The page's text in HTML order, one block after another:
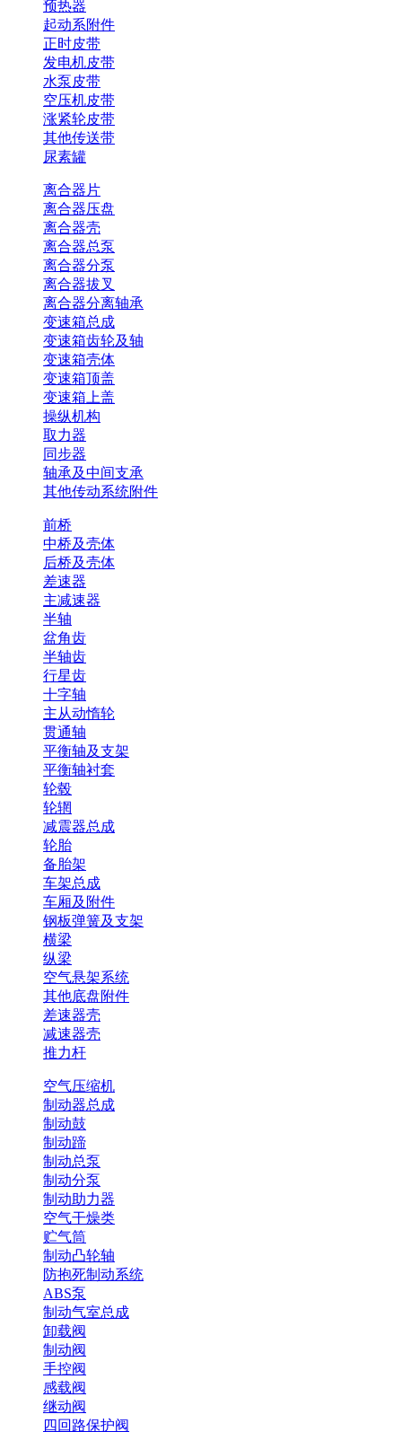
预热器
起动系附件
正时皮带
发电机皮带
水泵皮带
空压机皮带
涨紧轮皮带
其他传送带
尿素罐
离合器片
离合器压盘
离合器壳
离合器总泵
离合器分泵
离合器拔叉
离合器分离轴承
变速箱总成
变速箱齿轮及轴
变速箱壳体
变速箱顶盖
变速箱上盖
操纵机构
取力器
同步器
轴承及中间支承
其他传动系统附件
前桥
中桥及壳体
后桥及壳体
差速器
主减速器
半轴
盆角齿
半轴齿
行星齿
十字轴
主从动惰轮
贯通轴
平衡轴及支架
平衡轴衬套
轮毂
轮辋
减震器总成
轮胎
备胎架
车架总成
车厢及附件
钢板弹簧及支架
横梁
纵梁
空气悬架系统
其他底盘附件
差速器壳
减速器壳
推力杆
空气压缩机
制动器总成
制动鼓
制动蹄
制动总泵
制动分泵
制动助力器
空气干燥类
贮气筒
制动凸轮轴
防抱死制动系统
ABS泵
制动气室总成
卸载阀
制动阀
手控阀
感载阀
继动阀
四回路保护阀